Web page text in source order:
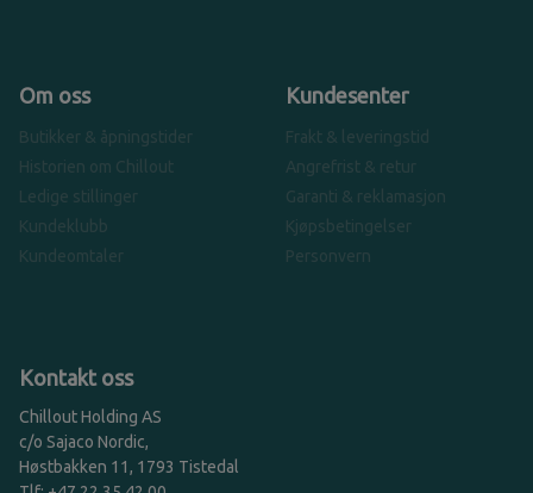
Om oss
Butikker & åpningstider
Historien om Chillout
Ledige stillinger
Kundeklubb
Kundeomtaler
Kundesenter
Frakt & leveringstid
Angrefrist & retur
Garanti & reklamasjon
Kjøpsbetingelser
Personvern
Kontakt oss
Chillout Holding AS
c/o Sajaco Nordic,
Høstbakken 11, 1793 Tistedal